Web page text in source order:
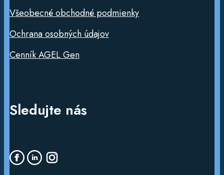
Všeobecné obchodné podmienky
Ochrana osobných údajov
Cenník AGEL Gen
Sledujte nás